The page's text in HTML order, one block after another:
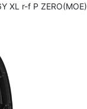
oXL r-f P ZERO(MOE)